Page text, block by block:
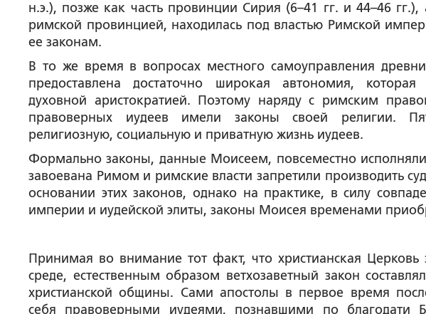
н.э.), позже как часть провинции Сирия (6–41 гг. и 44–46 гг.),
римской провинцией, находилась под властью Римской
ее законам.
В то же время в вопросах местного самоуправления
предоставлена достаточно широкая автономия,
духовной аристократией. Поэтому наряду с римским
правоверных иудеев имели законы своей религии.
религиозную, социальную и приватную жизнь иудеев.
Формально законы, данные Моисеем, повсеместно
завоевана Римом и римские власти запретили производить
основании этих законов, однако на практике, в силу
империи и иудейской элиты, законы Моисея временами
Принимая во внимание тот факт, что христианская Церковь
среде, естественным образом ветхозаветный закон
христианской общины. Сами апостолы в первое время
себя правоверными иудеями, познавшими по благодати